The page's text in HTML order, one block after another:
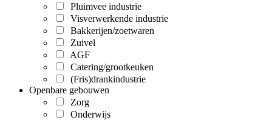
Pluimvee industrie
Visverwerkende industrie
Bakkerijen/zoetwaren
Zuivel
AGF
Catering/grootkeuken
(Fris)drankindustrie
Openbare gebouwen
Zorg
Onderwijs